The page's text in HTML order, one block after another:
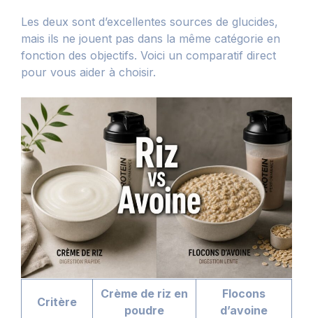
Les deux sont d’excellentes sources de glucides,
mais ils ne jouent pas dans la même catégorie en
fonction des objectifs. Voici un comparatif direct
pour vous aider à choisir.
Critère
Crème de riz en
poudre
Flocons
d’avoine